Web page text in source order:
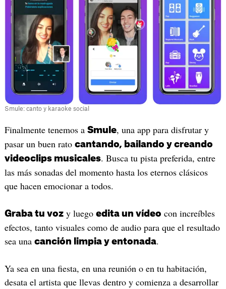
Smule: canto y karaoke social
Finalmente tenemos a Smule, una app para disfrutar y
pasar un buen rato cantando, bailando y creando
videoclips musicales. Busca tu pista preferida, entre
las más sonadas del momento hasta los eternos clásicos
que hacen emocionar a todos.
Graba tu vozy luego edita un vídeo con increíbles
efectos, tanto visuales como de audio para que el resultado
sea una canción limpia y entonada.
Ya sea en una fiesta, en una reunión o en tu habitación,
desata el artista que llevas dentro y comienza a desarrollar